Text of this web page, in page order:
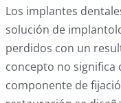
Los implantes
solución de
perdidos con un
concepto no
componente de